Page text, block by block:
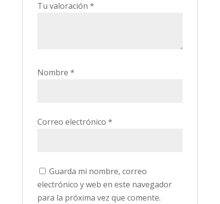
Tu valoración *
Nombre *
Correo electrónico *
Guarda mi nombre, correo
electrónico y web en este navegador
para la próxima vez que comente.